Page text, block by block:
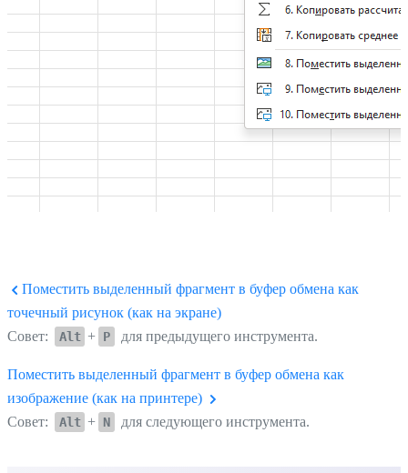
Поместить выделенный фрагмент в буфер обмена как
точечный рисунок (как на экране)
Совет:
Alt + P для предыдущего инструмента.
Поместить выделенный фрагмент в буфер обмена как
изображение (как на принтере)
Совет:
Alt + N для следующего инструмента.